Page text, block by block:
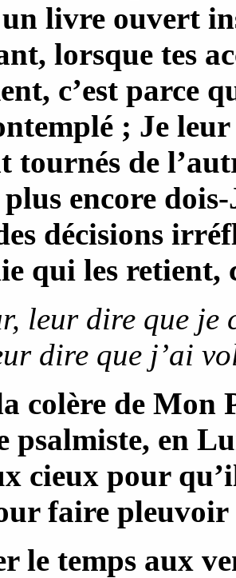
un livre ouvert
lorsque tes
c’est parce
; Je
tournés de
encore
décisions
qui les retient,
leur dire que je
dire que j’ai
colère de Mon
psalmiste, en
cieux pour
faire pleuvoir
le temps aux